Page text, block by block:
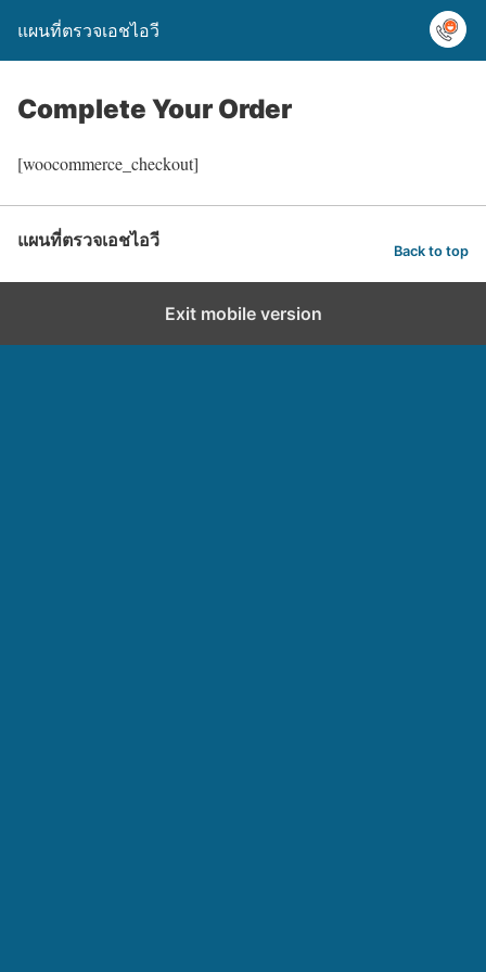
แผนที่ตรวจเอชไอวี
Complete Your Order
[woocommerce_checkout]
แผนที่ตรวจเอชไอวี Back to top
Exit mobile version